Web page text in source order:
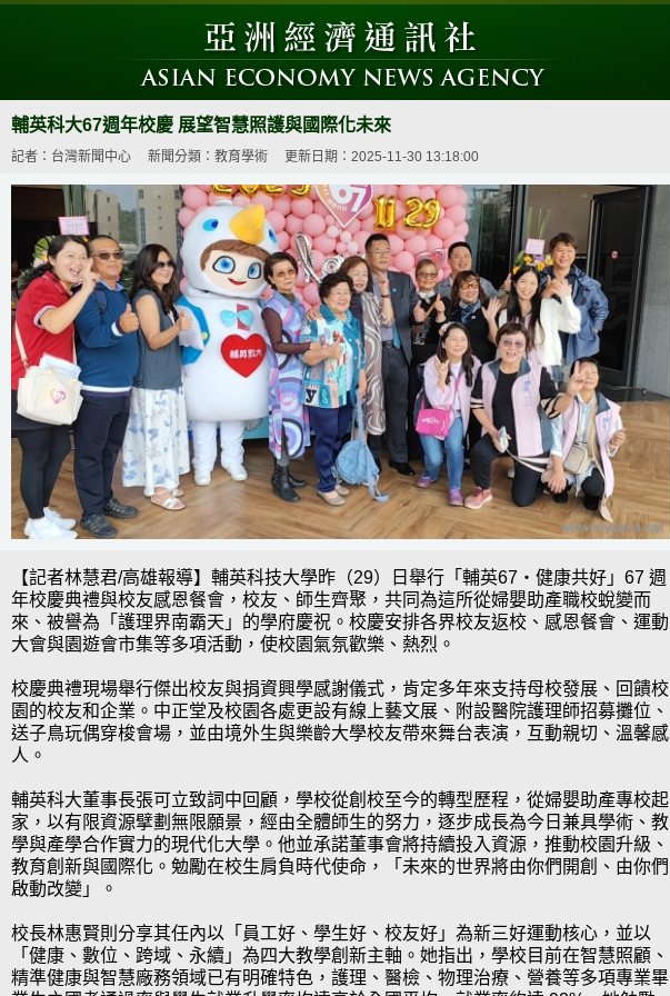
輔英科大67週年校慶 展望智慧照護與國際化未來
記者：台灣新聞中心 新聞分類：教育學術 更新日期：2025-11-30 13:18:00
【記者林慧君/高雄報導】輔英科技大學昨（29）日舉行「輔英67‧健康共好」67 週
年校慶典禮與校友感恩餐會，校友、師生齊聚，共同為這所從婦嬰助產職校蛻變而
來、被譽為「護理界南霸天」的學府慶祝。校慶安排各界校友返校、感恩餐會、運動
大會與園遊會市集等多項活動，使校園氣氛歡樂、熱烈。
校慶典禮現場舉行傑出校友與捐資興學感謝儀式，肯定多年來支持母校發展、回饋校
園的校友和企業。中正堂及校園各處更設有線上藝文展、附設醫院護理師招募攤位、
送子鳥玩偶穿梭會場，並由境外生與樂齡大學校友帶來舞台表演，互動親切、溫馨感
人。
輔英科大董事長張可立致詞中回顧，學校從創校至今的轉型歷程，從婦嬰助產專校起
家，以有限資源擘劃無限願景，經由全體師生的努力，逐步成長為今日兼具學術、教
學與產學合作實力的現代化大學。他並承諾董事會將持續投入資源，推動校園升級、
教育創新與國際化。勉勵在校生肩負時代使命，「未來的世界將由你們開創、由你們
啟動改變」。
校長林惠賢則分享其任內以「員工好、學生好、校友好」為新三好運動核心，並以
「健康、數位、跨域、永續」為四大教學創新主軸。她指出，學校目前在智慧照顧、
精準健康與智慧廠務領域已有明確特色，護理、醫檢、物理治療、營養等多項專業畢